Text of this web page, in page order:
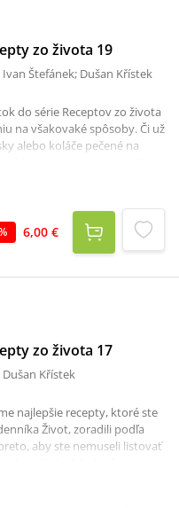
zo života 19
Štefánek; Dušan Křístek
do série Receptov zo života
na všakovaké spôsoby. Či už
alebo koláče pečené na
gazdinky nájdu aj zopár
na vynikajúce torty. S
zo života, ktorá je opäť
dobrôt úplne bežnou
6,00 €
zo života 17
Křístek
najlepšie recepty, ktoré ste
Život, zoradili podľa
aby ste nemuseli listovať
knižiek vždy, keď